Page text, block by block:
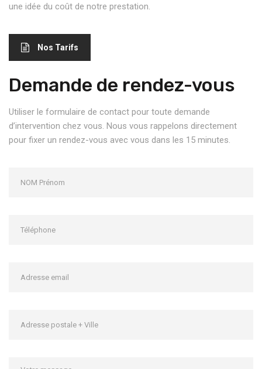
une idée du coût de notre prestation.
Nos Tarifs
Demande de rendez-vous
Utiliser le formulaire de contact pour toute demande
d’intervention chez vous. Nous vous rappelons directement
pour fixer un rendez-vous avec vous dans les 15 minutes.